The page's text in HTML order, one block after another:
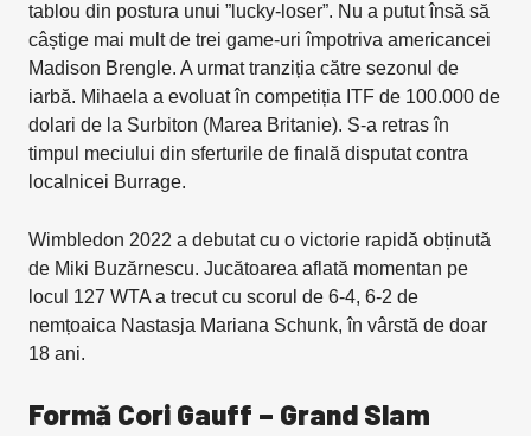
tablou din postura unui ”lucky-loser”. Nu a putut însă să
câștige mai mult de trei game-uri împotriva americancei
Madison Brengle. A urmat tranziția către sezonul de
iarbă. Mihaela a evoluat în competiția ITF de 100.000 de
dolari de la Surbiton (Marea Britanie). S-a retras în
timpul meciului din sferturile de finală disputat contra
localnicei Burrage.
Wimbledon 2022 a debutat cu o victorie rapidă obținută
de Miki Buzărnescu. Jucătoarea aflată momentan pe
locul 127 WTA a trecut cu scorul de 6-4, 6-2 de
nemțoaica Nastasja Mariana Schunk, în vârstă de doar
18 ani.
Formă Cori Gauff – Grand Slam